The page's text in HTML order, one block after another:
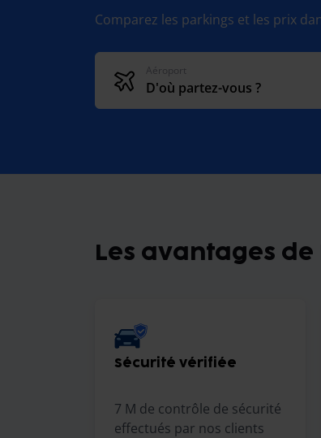
Comparez les parkings et les prix
Aéroport
D'où partez-vous ?
Les avantages de
Sécurité vérifiée
7 M de contrôle de sécurité
effectués par nos clients